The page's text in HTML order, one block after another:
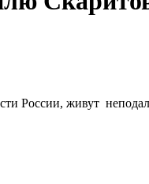
России, живут